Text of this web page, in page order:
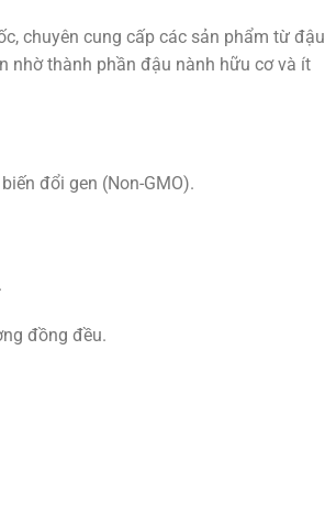
chuyên cung cấp các sản phẩm từ đậu
nhờ thành phần đậu nành hữu cơ và ít
đổi gen (Non-GMO).
đồng đều.